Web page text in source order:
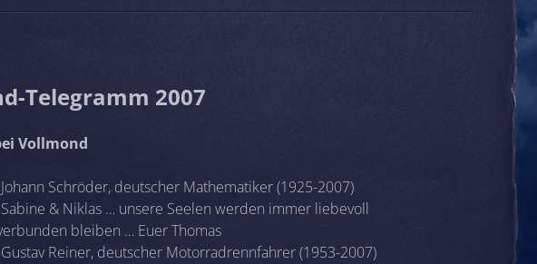
Telegramm 2007
Vollmond
Schröder, deutscher Mathematiker (1925-2007)
& Niklas … unsere Seelen werden immer liebevoll
bleiben … Euer Thomas
Reiner, deutscher Motorradrennfahrer (1953-2007)